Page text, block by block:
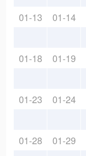
01-13 01-14
01-18 01-19
01-23 01-24
01-28 01-29